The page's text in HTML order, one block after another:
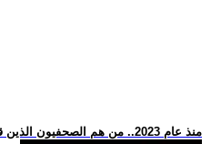
.. منذ عام 2023.. من هم الصحفيون الذين قتلتهم إسرائيل في لبنان؟